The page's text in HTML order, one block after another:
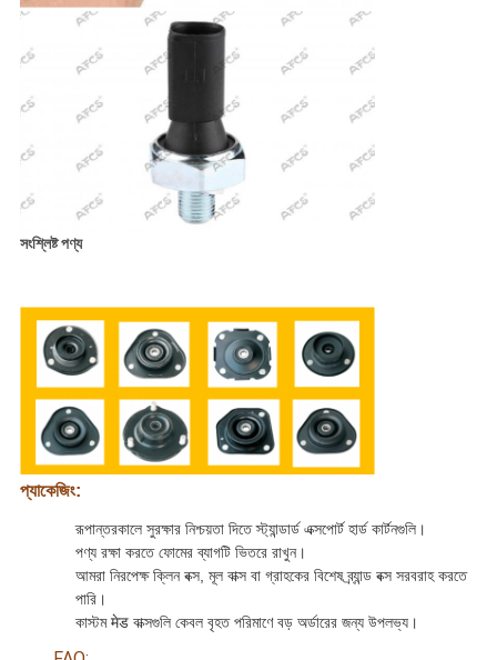
সংশ্লিষ্ট পণ্য
প্যাকেজিং:
রূপান্তরকালে সুরক্ষার নিশ্চয়তা দিতে স্ট্যান্ডার্ড এক্সপোর্ট হার্ড কার্টনগুলি।
পণ্য রক্ষা করতে ফোমের ব্যাগটি ভিতরে রাখুন।
আমরা নিরপেক্ষ ক্লিন বক্স, মূল বাক্স বা গ্রাহকের বিশেষ ব্র্যান্ড বক্স সরবরাহ করতে
পারি।
কাস্টম मेड বাক্সগুলি কেবল বৃহত পরিমাণে বড় অর্ডারের জন্য উপলভ্য।